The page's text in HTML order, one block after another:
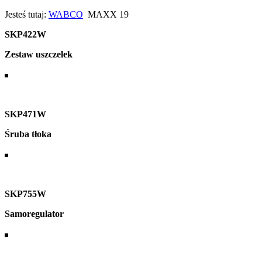
Jesteś tutaj: WABCO MAXX 19
SKP422W
Zestaw uszczelek
SKP471W
Śruba tłoka
SKP755W
Samoregulator